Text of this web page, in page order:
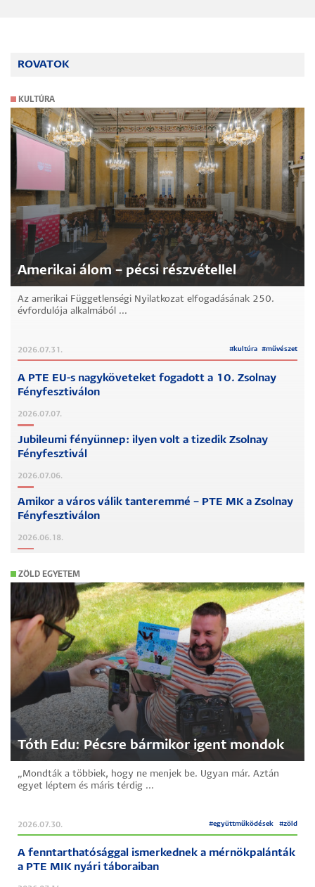
ROVATOK
KULTÚRA
Amerikai álom – pécsi részvétellel
Az amerikai Függetlenségi Nyilatkozat elfogadásának 250.
évfordulója alkalmából ...
2026.07.31. # kultúra #művészet
A PTE EU-s nagyköveteket fogadott a 10. Zsolnay
Fényfesztiválon
2026.07.07.
Jubileumi fényünnep: ilyen volt a tizedik Zsolnay
Fényfesztivál
2026.07.06.
Amikor a város válik tanteremmé – PTE MK a Zsolnay
Fényfesztiválon
2026.06.18.
ZÖLD EGYETEM
Tóth Edu: Pécsre bármikor igent mondok
„Mondták a többiek, hogy ne menjek be. Ugyan már. Aztán
egyet léptem és máris térdig ...
2026.07.30. #együttműködések #zöld
A fenntarthatósággal ismerkednek a mérnökpalánták
a PTE MIK nyári táboraiban